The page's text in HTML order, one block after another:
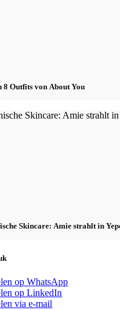
8 Outfits von About You
Skincare: Amie strahlt in
op WhatsApp
op LinkedIn
via e-mail